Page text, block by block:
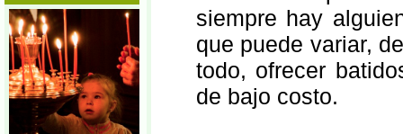
siempre hay
que puede variar,
todo, ofrecer
de bajo costo.